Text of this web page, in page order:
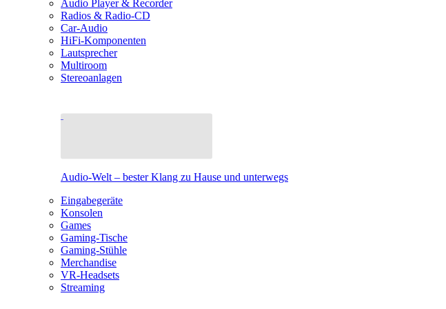
Audio Player & Recorder
Radios & Radio-CD
Car-Audio
HiFi-Komponenten
Lautsprecher
Multiroom
Stereoanlagen
Audio-Welt – bester Klang zu Hause und unterwegs
Eingabegeräte
Konsolen
Games
Gaming-Tische
Gaming-Stühle
Merchandise
VR-Headsets
Streaming